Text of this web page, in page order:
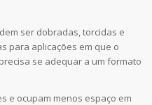
ser dobradas, torcidas e
para aplicações em que o
se adequar a um formato
e ocupam menos espaço em